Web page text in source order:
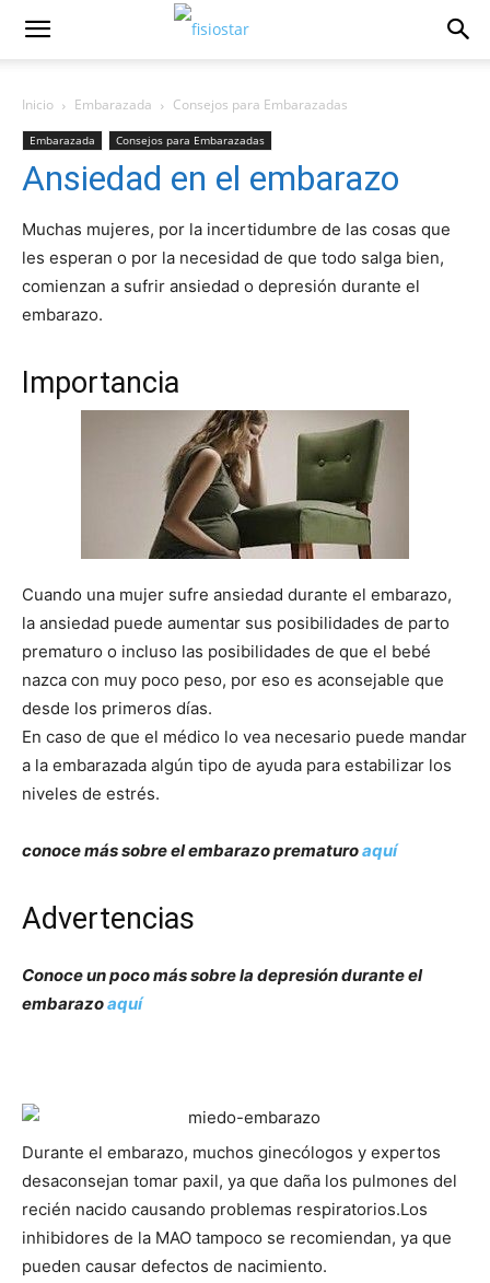
Inicio Embarazada Consejos para Embarazadas
Embarazada Consejos para Embarazadas
Ansiedad en el embarazo
Muchas mujeres, por la incertidumbre de las cosas que
les esperan o por la necesidad de que todo salga bien,
comienzan a sufrir ansiedad o depresión durante el
embarazo.
Importancia
Cuando una mujer sufre ansiedad durante el embarazo,
la ansiedad puede aumentar sus posibilidades de parto
prematuro o incluso las posibilidades de que el bebé
nazca con muy poco peso, por eso es aconsejable que
desde los primeros días.
En caso de que el médico lo vea necesario puede mandar
a la embarazada algún tipo de ayuda para estabilizar los
niveles de estrés.
conoce más sobre el embarazo prematuroaquí
Advertencias
Conoce un poco más sobre la depresión durante el
embarazoaquí
Durante el embarazo, muchos ginecólogos y expertos
desaconsejan tomar paxil, ya que daña los pulmones del
recién nacido causando problemas respiratorios.Los
inhibidores de la MAO tampoco se recomiendan, ya que
pueden causar defectos de nacimiento.